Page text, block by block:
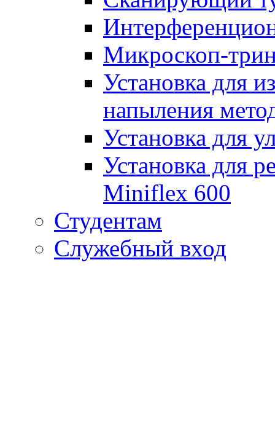
Микроскоп-
Установка для
напыления
Установка для
Установка для
Miniflex 600
Студентам
Служебный вход